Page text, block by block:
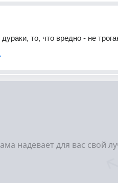
то, что вредно - не